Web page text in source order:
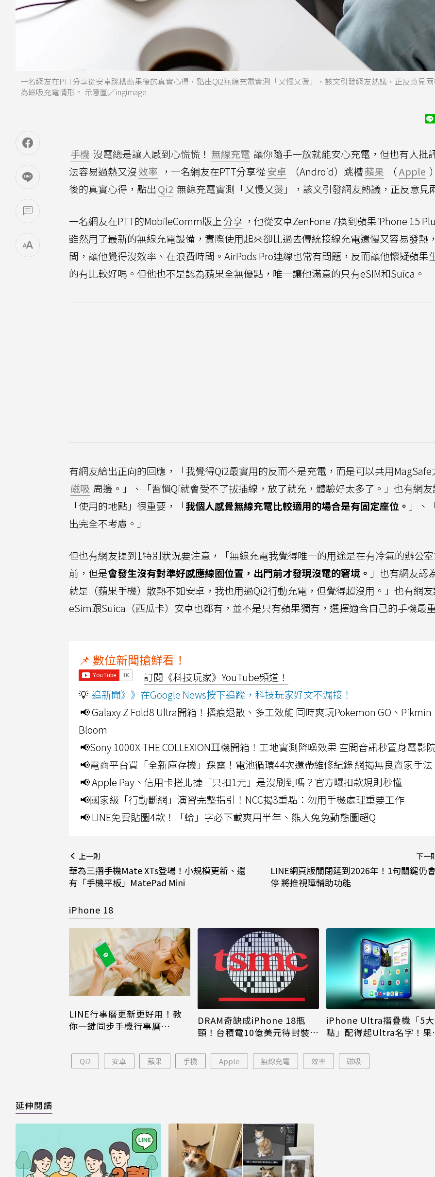
一名網友在PTT分享從安卓跳槽蘋果後的真實心得，點出Qi2無線充電實測「又慢又燙」，該文引發網友熱議，正反意見
為磁吸充電情形。 示意圖／ingimage
手機 沒電總是讓人感到心慌慌！ 無線充電 讓你隨手一放就能安心充電，但也有人批
法容易過熱又沒 效率 ，一名網友在PTT分享從安卓 （Android）跳槽蘋果 （Apple
後的真實心得，點出 Qi2 無線充電實測「又慢又燙」，該文引發網友熱議，正反意見
一名網友在PTT的MobileComm版上分享 ，他從安卓ZenFone 7換到蘋果iPhone 15
雖然用了最新的無線充電設備，實際使用起來卻比過去傳統接線充電還慢又容易發熱
間，讓他覺得沒效率、在浪費時間。AirPods Pro連線也常有問題，反而讓他懷疑蘋果
的有比較好嗎。但他也不是認為蘋果全無優點，唯一讓他滿意的只有eSIM和Suica。
有網友給出正向的回應，「我覺得Qi2最實用的反而不是充電，而是可以共用MagSafe
磁吸 周邊。」、「習慣Qi就會受不了拔插線，放了就充，體驗好太多了。」也有網
「使用的地點」很重要，「我個人感覺無線充電比較適用的場合是有固定座位。 」、
出完全不考慮。」
但也有網友提到1特別狀況要注意，「無線充電我覺得唯一的用途是在有冷氣的辦公
前，但是會發生沒有對準好感應線圈位置，出門前才發現沒電的窘境。 」也有網友認
就是（蘋果手機）散熱不如安卓，我也用過Qi2行動充電，但覺得超沒用。」也有網
eSim跟Suica（西瓜卡）安卓也都有，並不是只有蘋果獨有，選擇適合自己的手機最
📌 數位新聞搶鮮看！
訂閱《科技玩家》YouTube頻道！
💡 追新聞》》在Google News按下追蹤，科技玩家好文不漏接！
📢 Galaxy Z Fold8 Ultra開箱！摺痕退散、多工效能 同時爽玩Pokemon GO、Pikmin
Bloom
📢Sony 1000X THE COLLEXION耳機開箱！工地實測降噪效果 空間音訊秒置身電影
📢電商平台買「全新庫存機」踩雷！電池循環44次還帶維修紀錄 網揭無良賣家手法
📢 Apple Pay、信用卡搭北捷「只扣1元」是沒刷到嗎？官方曝扣款規則秒懂
📢國家級「行動斷網」演習完整指引！NCC揭3重點：勿用手機處理重要工作
📢 LINE免費貼圖4款！「蛤」字必下載爽用半年、熊大兔兔動態圖超Q
上一則
華為三摺手機Mate XTs登場！小規模更新、還
有「手機平板」MatePad Mini
下一
LINE網頁版關閉延到2026年！1句關鍵仍
停 將推視障輔助功能
iPhone 18
LINE行事曆更新更好用！教
你一鍵同步手機行事曆
DRAM奇缺成iPhone 18瓶
頸！台積電10億美元待封裝晶
iPhone Ultra摺疊機「5
點」配得起Ultra名字！果
Qi2 安卓 蘋果 手機 Apple 無線充電 效率 磁吸
延伸閱讀